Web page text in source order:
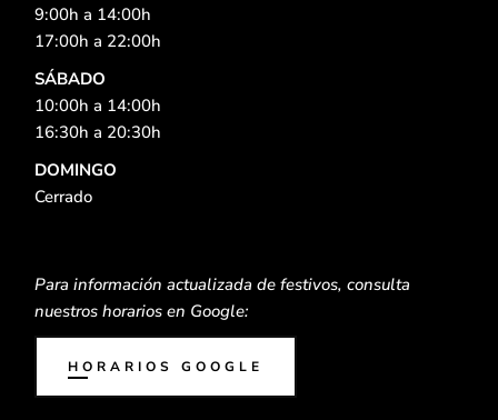
9:00h a 14:00h
17:00h a 22:00h
SÁBADO
10:00h a 14:00h
16:30h a 20:30h
DOMINGO
Cerrado
Para información actualizada de festivos, consulta
nuestros horarios en Google:
HORARIOS GOOGLE